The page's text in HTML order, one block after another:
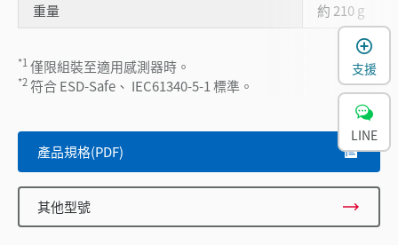
重量 約 210 g
*1 僅限組裝至適用感測器時。
*2符合 ESD-Safe、 IEC61340-5-1 標準。
產品規格(PDF)
其他型號
支援
LINE